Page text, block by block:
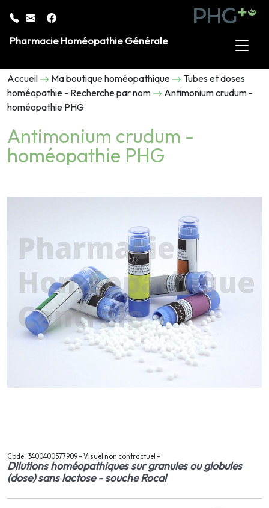
Pharmacie Homéopathie Générale
Accueil Ma boutique homéopathique
Tubes et doses
homéopathie - Recherche par nom
Antimonium crudum -
homéopathie PHG
Antimonium crudum -
homéopathie PHG
Code : 3400400577909 - Visuel non contractuel -
Dilutions homéopathiques sur granules ou globules
(dose) sans lactose - souche Rocal